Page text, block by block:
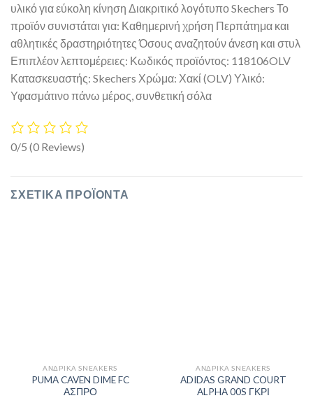
υλικό για εύκολη κίνηση Διακριτικό λογότυπο Skechers Το
προϊόν συνιστάται για: Καθημερινή χρήση Περπάτημα και
αθλητικές δραστηριότητες Όσους αναζητούν άνεση και στυλ
Επιπλέον λεπτομέρειες: Κωδικός προϊόντος: 118106OLV
Κατασκευαστής: Skechers Χρώμα: Χακί (OLV) Υλικό:
Υφασμάτινο πάνω μέρος, συνθετική σόλα
0/5 (0 Reviews)
ΣΧΕΤΙΚΆ ΠΡΟΪΌΝΤΑ
ΑΝΔΡΙΚΆ SNEAKERS
PUMA CAVEN DIME FC
ΑΣΠΡΟ
ΑΝΔΡΙΚΆ SNEAKERS
ADIDAS GRAND COURT
ALPHA 00S ΓΚΡΙ